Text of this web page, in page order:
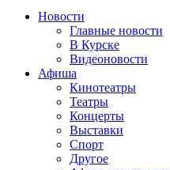
Новости
Главные новости
В Курске
Видеоновости
Афиша
Кинотеатры
Театры
Концерты
Выставки
Спорт
Другое